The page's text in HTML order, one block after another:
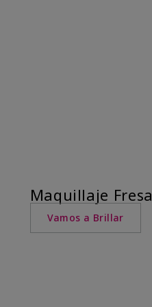
Maquillaje Fresa
Vamos a Brillar